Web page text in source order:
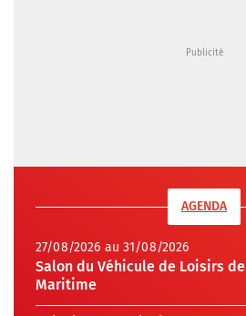
AGENDA
27/08/2026 au 31/08/2026
Salon du Véhicule de Loisirs
Maritime